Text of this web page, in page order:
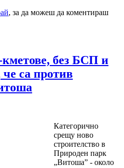
, за да можеш да коментираш
без БСП и
са против
Категорично
срещу ново
строителство в
Природен парк
„Витоша” - около